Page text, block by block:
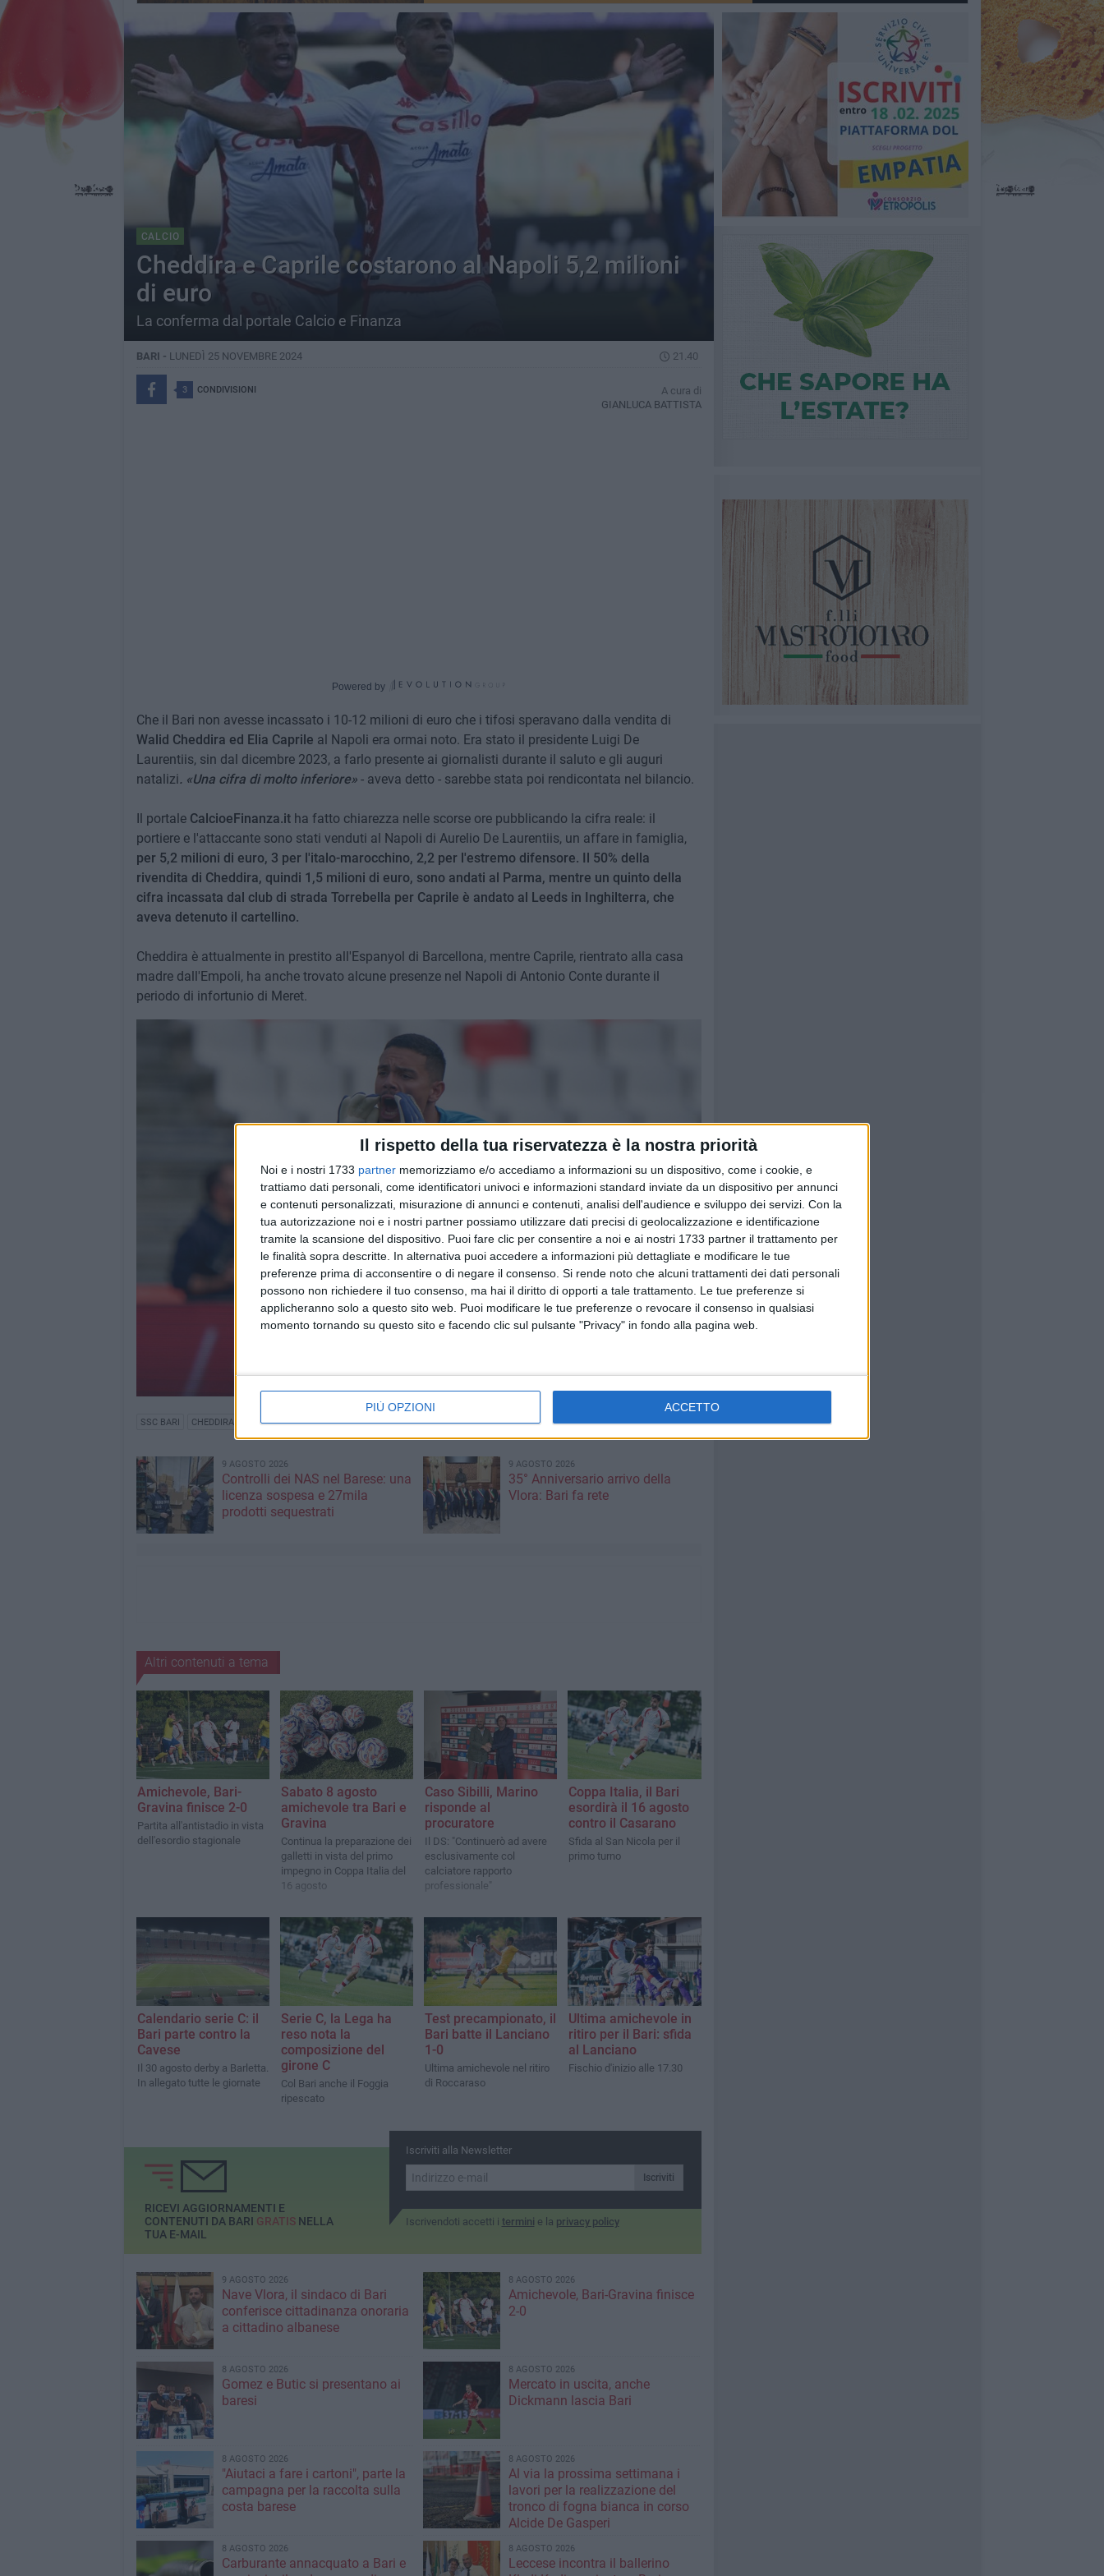
Il rispetto della tua riservatezza è la nostra priorità
Noi e i nostri 1733 partner memorizziamo e/o accediamo a informazioni su un dispositivo, come i cookie, e
trattiamo dati personali, come identificatori univoci e informazioni standard inviate da un dispositivo per annunci
e contenuti personalizzati, misurazione di annunci e contenuti, analisi dell'audience e sviluppo dei servizi. Con la
tua autorizzazione noi e i nostri partner possiamo utilizzare dati precisi di geolocalizzazione e identificazione
tramite la scansione del dispositivo. Puoi fare clic per consentire a noi e ai nostri 1733 partner il trattamento per
le finalità sopra descritte. In alternativa puoi accedere a informazioni più dettagliate e modificare le tue
preferenze prima di acconsentire o di negare il consenso. Si rende noto che alcuni trattamenti dei dati personali
possono non richiedere il tuo consenso, ma hai il diritto di opporti a tale trattamento. Le tue preferenze si
applicheranno solo a questo sito web. Puoi modificare le tue preferenze o revocare il consenso in qualsiasi
momento tornando su questo sito e facendo clic sul pulsante "Privacy" in fondo alla pagina web.
PIÙ OPZIONI ACCETTO
CALCIO
Cheddira e Caprile costarono al Napoli 5,2 milioni
di euro
La conferma dal portale Calcio e Finanza
BARI - LUNEDÌ 25 NOVEMBRE 2024 21.40
3 CONDIVISIONI
A cura di
GIANLUCA BATTISTA
Powered by
Che il Bari non avesse incassato i 10-12 milioni di euro che i tifosi speravano dalla vendita di
Walid Cheddira ed Elia Caprile al Napoli era ormai noto. Era stato il presidente Luigi De
Laurentiis, sin dal dicembre 2023, a farlo presente ai giornalisti durante il saluto e gli auguri
natalizi. «Una cifra di molto inferiore»- aveva detto - sarebbe stata poi rendicontata nel bilancio.
Il portale CalcioeFinanza.itha fatto chiarezza nelle scorse ore pubblicando la cifra reale: il
portiere e l'attaccante sono stati venduti al Napoli di Aurelio De Laurentiis, un affare in famiglia,
per 5,2 milioni di euro, 3 per l'italo-marocchino, 2,2 per l'estremo difensore. Il 50% della
rivendita di Cheddira, quindi 1,5 milioni di euro, sono andati al Parma, mentre un quinto della
cifra incassata dal club di strada Torrebella per Caprile è andato al Leeds in Inghilterra, che
aveva detenuto il cartellino.
Cheddira è attualmente in prestito all'Espanyol di Barcellona, mentre Caprile, rientrato alla casa
madre dall'Empoli, ha anche trovato alcune presenze nel Napoli di Antonio Conte durante il
periodo di infortunio di Meret.
SSC BARI CHEDDIRA ELIA CAPRILE
9 AGOSTO 2026
Controlli dei NAS nel Barese: una
licenza sospesa e 27mila
prodotti sequestrati
9 AGOSTO 2026
35° Anniversario arrivo della
Vlora: Bari fa rete
Altri contenuti a tema
Amichevole, Bari-
Gravina finisce 2-0
Partita all'antistadio in vista
dell'esordio stagionale
Sabato 8 agosto
amichevole tra Bari e
Gravina
Continua la preparazione dei
galletti in vista del primo
impegno in Coppa Italia del
16 agosto
Caso Sibilli, Marino
risponde al
procuratore
Il DS: "Continuerò ad avere
esclusivamente col
calciatore rapporto
professionale"
Coppa Italia, il Bari
esordirà il 16 agosto
contro il Casarano
Sfida al San Nicola per il
primo turno
Calendario serie C: il
Bari parte contro la
Cavese
Il 30 agosto derby a Barletta.
In allegato tutte le giornate
Serie C, la Lega ha
reso nota la
composizione del
girone C
Col Bari anche il Foggia
ripescato
Test precampionato, il
Bari batte il Lanciano
1-0
Ultima amichevole nel ritiro
di Roccaraso
Ultima amichevole in
ritiro per il Bari: sfida
al Lanciano
Fischio d'inizio alle 17.30
Iscriviti alla Newsletter
Iscriviti
Iscrivendoti accetti i termini e la privacy policy
RICEVI AGGIORNAMENTI E
CONTENUTI DA BARI GRATISNELLA
TUA E-MAIL
9 AGOSTO 2026
Nave Vlora, il sindaco di Bari
conferisce cittadinanza onoraria
a cittadino albanese
8 AGOSTO 2026
Amichevole, Bari-Gravina finisce
2-0
8 AGOSTO 2026
Gomez e Butic si presentano ai
baresi
8 AGOSTO 2026
Mercato in uscita, anche
Dickmann lascia Bari
8 AGOSTO 2026
"Aiutaci a fare i cartoni", parte la
campagna per la raccolta sulla
costa barese
8 AGOSTO 2026
Al via la prossima settimana i
lavori per la realizzazione del
tronco di fogna bianca in corso
Alcide De Gasperi
8 AGOSTO 2026
Carburante annacquato a Bari e
8 AGOSTO 2026
Leccese incontra il ballerino